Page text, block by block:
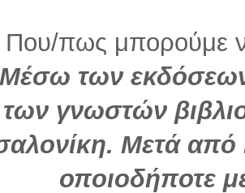
Που/πως μπορούμε
των εκδόσεων
των γνωστών
Μετά από
οποιοδήποτε